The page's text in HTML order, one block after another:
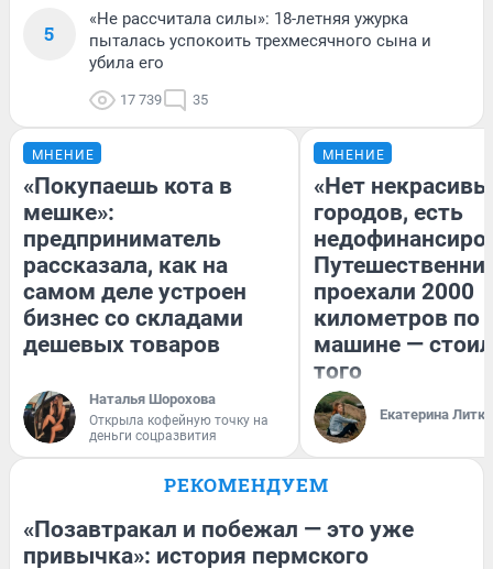
5
«Не рассчитала силы»: 18-летняя ужурка
пыталась успокоить трехмесячного сына и
убила его
17 739 35
МНЕНИЕ
«Покупаешь кота в
мешке»:
предприниматель
рассказала, как на
самом деле устроен
бизнес со складами
дешевых товаров
Наталья Шорохова
Открыла кофейную точку на
деньги соцразвития
МНЕНИЕ
«Нет
городов, есть
проехали 2000
километров по
машине —
того
Екатерина
РЕКОМЕНДУЕМ
«Позавтракал и побежал — это уже
привычка»: история пермского